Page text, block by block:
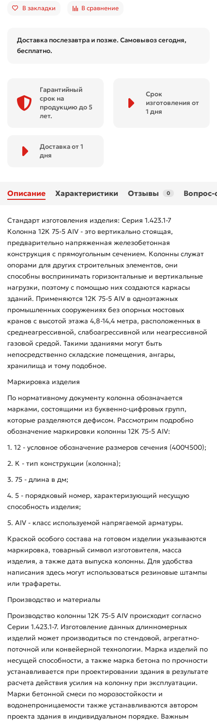
В закладки В сравнение
Доставка послезавтра и позже. Самовывоз сегодня,
бесплатно.
Гарантийный
срок на
продукцию до 5
лет.
Срок
изготовления от
1 дня
Доставка от 1
дня
Описание Характеристики Отзывы 0 Вопрос-
Стандарт изготовления изделия: Серия 1.423.1-7
Колонна 12К 75-5 АIV - это вертикально стоящая,
предварительно напряженная железобетонная
конструкция с прямоугольным сечением. Колонны служат
опорами для других строительных элементов, они
способны воспринимать горизонтальные и вертикальные
нагрузки, поэтому с помощью них создаются каркасы
зданий. Применяются 12К 75-5 АIV в одноэтажных
промышленных сооружениях без опорных мостовых
кранов с высотой этажа 4,8-14,4 метра, расположенных в
среднеагрессивной, слабоагрессивной или неагрессивной
газовой средой. Такими зданиями могут быть
непосредственно складские помещения, ангары,
хранилища и тому подобное.
Маркировка изделия
По нормативному документу колонна обозначается
марками, состоящими из буквенно-цифровых групп,
которые разделяются дефисом. Рассмотрим подробно
обозначение маркировки колонны 12К 75-5 АIV:
1. 12 - условное обозначение размеров сечения (400Ч500);
2. К - тип конструкции (колонна);
3. 75 - длина в дм;
4. 5 - порядковый номер, характеризующий несущую
способность изделия;
5. AIV - класс используемой напрягаемой арматуры.
Краской особого состава на готовом изделии указываются
маркировка, товарный символ изготовителя, масса
изделия, а также дата выпуска колонны. Для удобства
написания здесь могут использоваться резиновые штампы
или трафареты.
Производство и материалы
Производство колонны 12К 75-5 АIV происходит согласно
Серии 1.423.1-7. Изготовление данных длинномерных
изделий может производиться по стендовой, агрегатно-
поточной или конвейерной технологии. Марка изделий по
несущей способности, а также марка бетона по прочности
устанавливается при проектировании здания в результате
расчета действия усилия на колонну при эксплуатации.
Марки бетонной смеси по морозостойкости и
водонепроницаемости также устанавливаются автором
проекта здания в индивидуальном порядке. Важным